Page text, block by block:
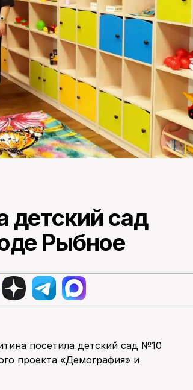
детский сад
Рыбное
посетила детский сад №10
проекта «Демография» и